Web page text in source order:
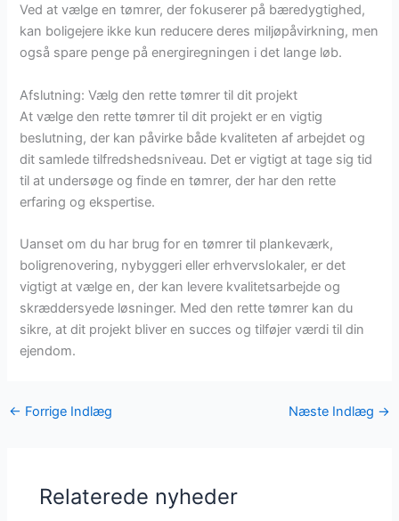
Ved at vælge en tømrer, der fokuserer på bæredygtighed,
kan boligejere ikke kun reducere deres miljøpåvirkning, men
også spare penge på energiregningen i det lange løb.
Afslutning: Vælg den rette tømrer til dit projekt
At vælge den rette tømrer til dit projekt er en vigtig
beslutning, der kan påvirke både kvaliteten af arbejdet og
dit samlede tilfredshedsniveau. Det er vigtigt at tage sig tid
til at undersøge og finde en tømrer, der har den rette
erfaring og ekspertise.
Uanset om du har brug for en tømrer til plankeværk,
boligrenovering, nybyggeri eller erhvervslokaler, er det
vigtigt at vælge en, der kan levere kvalitetsarbejde og
skræddersyede løsninger. Med den rette tømrer kan du
sikre, at dit projekt bliver en succes og tilføjer værdi til din
ejendom.
← Forrige Indlæg Næste Indlæg →
Relaterede nyheder